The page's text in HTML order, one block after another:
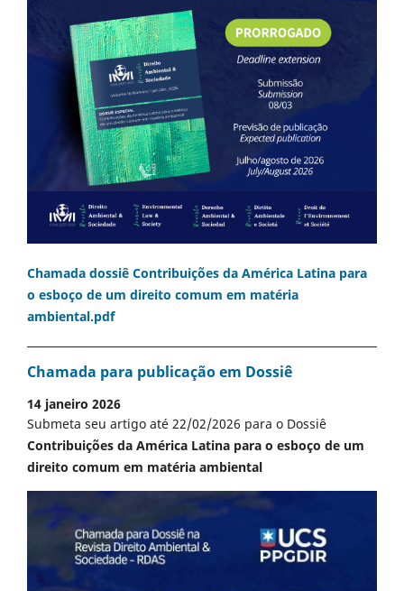
Chamada dossiê Contribuições da América Latina para
o esboço de um direito comum em matéria
ambiental.pdf
Chamada para publicação em Dossiê
14 janeiro 2026
Submeta seu artigo até 22/02/2026 para o Dossiê
Contribuições da América Latina para o esboço de um
direito comum em matéria ambiental